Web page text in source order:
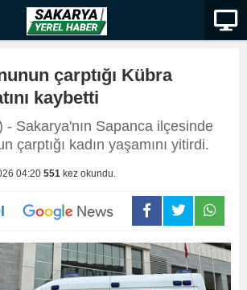
çarptığı Kübra
kaybetti
- Sakarya'nın Sapanca ilçesinde
çarptığı kadın yaşamını yitirdi.
04:20 551 kez okundu.